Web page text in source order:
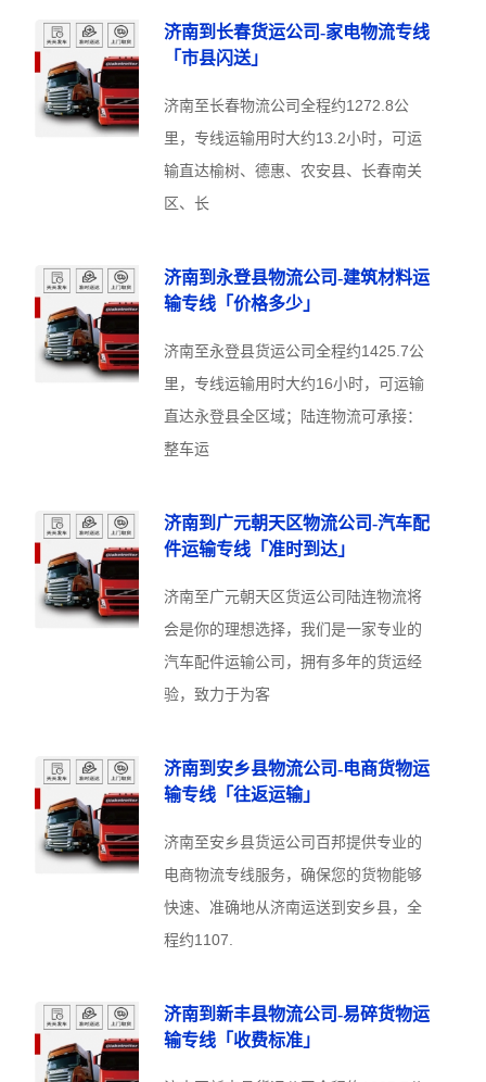
济南到长春货运公司-家电物流专线
「市县闪送」
济南至长春物流公司全程约1272.8公
里，专线运输用时大约13.2小时，可运
输直达榆树、德惠、农安县、长春南关
区、长
济南到永登县物流公司-建筑材料运
输专线「价格多少」
济南至永登县货运公司全程约1425.7公
里，专线运输用时大约16小时，可运输
直达永登县全区域；陆连物流可承接：
整车运
济南到广元朝天区物流公司-汽车配
件运输专线「准时到达」
济南至广元朝天区货运公司陆连物流将
会是你的理想选择，我们是一家专业的
汽车配件运输公司，拥有多年的货运经
验，致力于为客
济南到安乡县物流公司-电商货物运
输专线「往返运输」
济南至安乡县货运公司百邦提供专业的
电商物流专线服务，确保您的货物能够
快速、准确地从济南运送到安乡县，全
程约1107.
济南到新丰县物流公司-易碎货物运
输专线「收费标准」